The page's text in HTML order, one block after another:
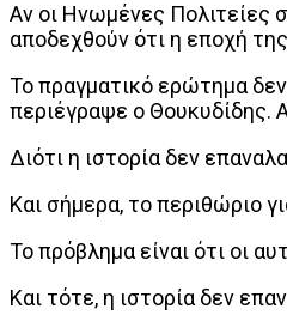
Αν οι Ηνωμένες Πολιτείες
αποδεχθούν ότι η εποχή
Το πραγματικό ερώτημα
περιέγραψε ο Θουκυδίδης.
Διότι η ιστορία δεν
Και σήμερα, το περιθώριο
Το πρόβλημα είναι ότι οι
Και τότε, η ιστορία δεν